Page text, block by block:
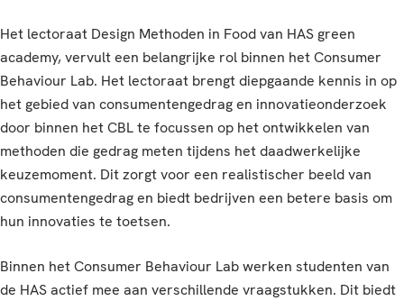
Het lectoraat Design Methoden in Food van HAS green
academy, vervult een belangrijke rol binnen het Consumer
Behaviour Lab. Het lectoraat brengt diepgaande kennis in op
het gebied van consumentengedrag en innovatieonderzoek
door binnen het CBL te focussen op het ontwikkelen van
methoden die gedrag meten tijdens het daadwerkelijke
keuzemoment. Dit zorgt voor een realistischer beeld van
consumentengedrag en biedt bedrijven een betere basis om
hun innovaties te toetsen.
Binnen het Consumer Behaviour Lab werken studenten van
de HAS actief mee aan verschillende vraagstukken. Dit biedt